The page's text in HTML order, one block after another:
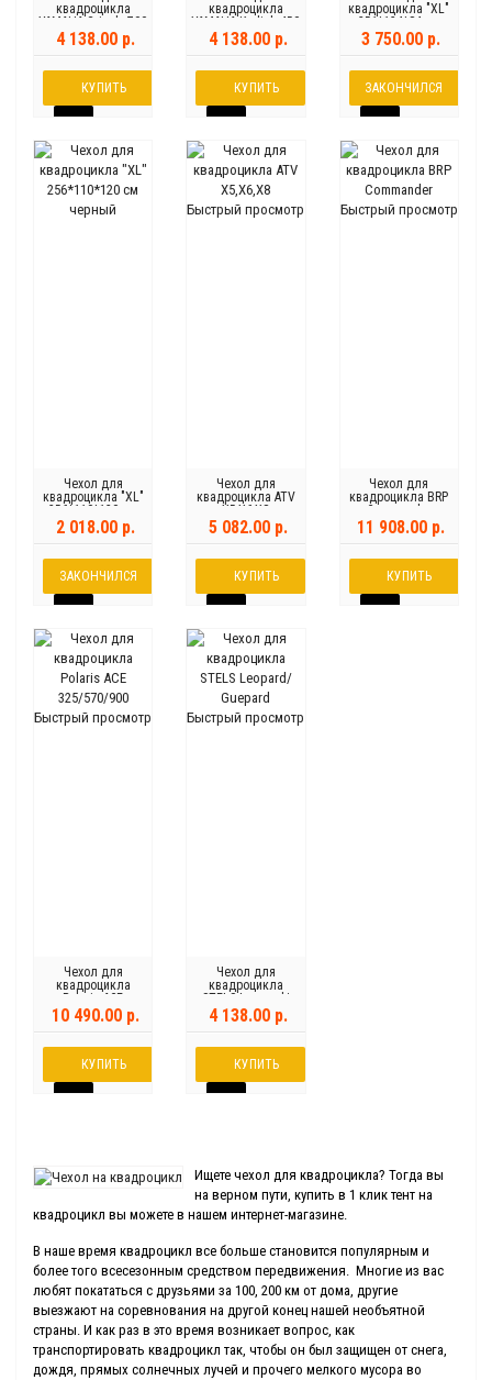
квадроцикла
YAMAHA Grizzly 700
(2016+)
4 138.00 р.
КУПИТЬ
квадроцикла
YAMAHA Kodiak 450
4 138.00 р.
КУПИТЬ
квадроцикла "XL"
251*124*84 см
камуфляжный
3 750.00 р.
ЗАКОНЧИЛСЯ
Чехол для
квадроцикла "XL"
256*110*120 см
черный
2 018.00 р.
ЗАКОНЧИЛСЯ
Быстрый просмотр
Чехол для
квадроцикла ATV
X5,X6,X8
5 082.00 р.
КУПИТЬ
Быстрый просмотр
Чехол для
квадроцикла BRP
Commander
11 908.00 р.
КУПИТЬ
Быстрый просмотр
Чехол для
квадроцикла
Polaris ACE
325/570/900
10 490.00 р.
КУПИТЬ
Быстрый просмотр
Чехол для
квадроцикла
STELS Leopard/
Guepard
4 138.00 р.
КУПИТЬ
Ищете чехол для квадроцикла? Тогда вы
на верном пути, купить в 1 клик тент на
квадроцикл вы можете в нашем интернет-магазине.
В наше время квадроцикл все больше становится популярным и
более того всесезонным средством передвижения. Многие из вас
любят покататься с друзьями за 100, 200 км от дома, другие
выезжают на соревнования на другой конец нашей необъятной
страны. И как раз в это время возникает вопрос, как
транспортировать квадроцикл так, чтобы он был защищен от снега,
дождя, прямых солнечных лучей и прочего мелкого мусора во